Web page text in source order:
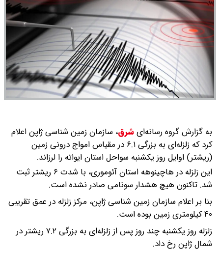
به گزارش گروه رسانه‌ایشرق، سازمان زمین شناسی ژاپن اعلام
کرد که زلزله‌ای به بزرگی ۶.۱ در مقیاس امواج درونی زمین
(ریشتر) اوایل روز یکشنبه سواحل استان ایواته را لرزاند.
این زلزله در هاچینوهه استان آئوموری، با شدت ۶ ریشتر ثبت
شد. تاکنون هیچ هشدار سونامی صادر نشده است.
بنا بر اعلام سازمان زمین شناسی ژاپن، مرکز زلزله در عمق تقریبی
۴۰ کیلومتری زمین بوده است.
زلزله روز یکشنبه چند روز پس از زلزله‌ای به بزرگی ۷.۲ ریشتر در
شمال ژاپن رخ داد.